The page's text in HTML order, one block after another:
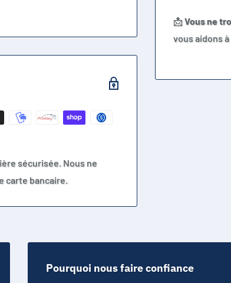
📩Vous ne
vous aidons
sécurisée. Nous ne
carte bancaire.
Pourquoi nous faire confiance